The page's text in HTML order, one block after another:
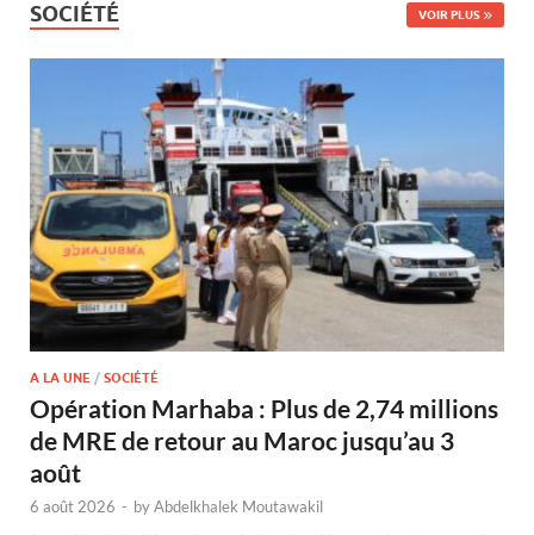
SOCIÉTÉ VOIR PLUS
A LA UNE / SOCIÉTÉ
Opération Marhaba : Plus de 2,74 millions
de MRE de retour au Maroc jusqu’au 3
août
6 août 2026 - byAbdelkhalek Moutawakil